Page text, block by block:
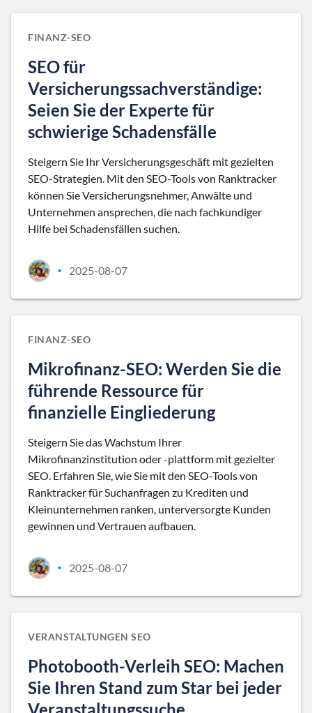
FINANZ-SEO
SEO für
Versicherungssachverständige:
Seien Sie der Experte für
schwierige Schadensfälle
Steigern Sie Ihr Versicherungsgeschäft mit gezielten
SEO-Strategien. Mit den SEO-Tools von Ranktracker
können Sie Versicherungsnehmer, Anwälte und
Unternehmen ansprechen, die nach fachkundiger
Hilfe bei Schadensfällen suchen.
• 2025-08-07
FINANZ-SEO
Mikrofinanz-SEO: Werden Sie die
führende Ressource für
finanzielle Eingliederung
Steigern Sie das Wachstum Ihrer
Mikrofinanzinstitution oder -plattform mit gezielter
SEO. Erfahren Sie, wie Sie mit den SEO-Tools von
Ranktracker für Suchanfragen zu Krediten und
Kleinunternehmen ranken, unterversorgte Kunden
gewinnen und Vertrauen aufbauen.
• 2025-08-07
VERANSTALTUNGEN SEO
Photobooth-Verleih SEO: Machen
Sie Ihren Stand zum Star bei jeder